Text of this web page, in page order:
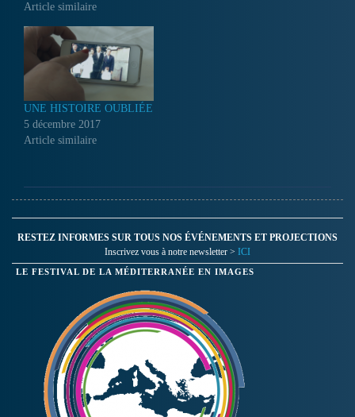
Article similaire
UNE HISTOIRE OUBLIÉE
5 décembre 2017
Article similaire
RESTEZ INFORMES SUR TOUS NOS ÉVÉNEMENTS ET PROJECTIONS
Inscrivez vous à notre newsletter > ICI
LE FESTIVAL DE LA MÉDITERRANÉE EN IMAGES